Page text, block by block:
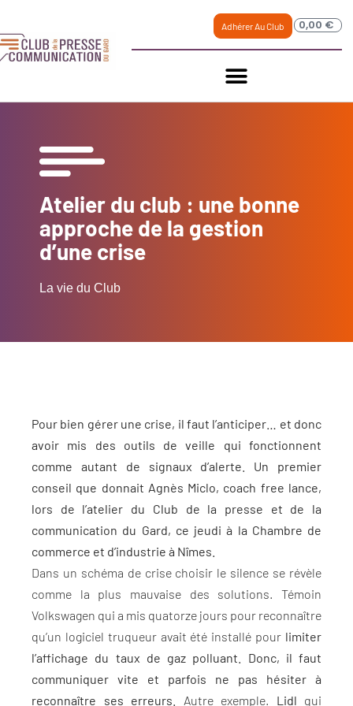
Adhérer Au Club 0,00 €
Atelier du club : une bonne
approche de la gestion
d’une crise
La vie du Club
Pour bien gérer une crise, il faut l’anticiper… et donc
avoir mis des outils de veille qui fonctionnent
comme autant de signaux d’alerte. Un premier
conseil que donnait Agnès Miclo, coach free lance,
lors de l’atelier du Club de la presse et de la
communication du Gard, ce jeudi à la Chambre de
commerce et d’industrie à Nîmes.
Dans un schéma de crise choisir le silence se révèle
comme la plus mauvaise des solutions. Témoin
Volkswagen qui a mis quatorze jours pour reconnaître
qu’un logiciel truqueur avait été installé pour limiter
l’affichage du taux de gaz polluant. Donc, il faut
communiquer vite et parfois ne pas hésiter à
reconnaître ses erreurs. Autre exemple. Lidl qui